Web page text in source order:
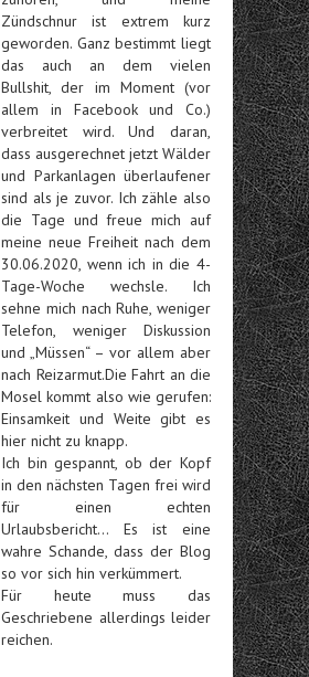
Zündschnur ist extrem kurz
geworden. Ganz bestimmt liegt
das auch an dem vielen
Bullshit, der im Moment (vor
allem in Facebook und Co.)
verbreitet wird. Und daran,
dass ausgerechnet jetzt Wälder
und Parkanlagen überlaufener
sind als je zuvor. Ich zähle also
die Tage und freue mich auf
meine neue Freiheit nach dem
30.06.2020, wenn ich in die 4-
Tage-Woche wechsle. Ich
sehne mich nach Ruhe, weniger
Telefon, weniger Diskussion
und „Müssen“ – vor allem aber
nach Reizarmut.Die Fahrt an die
Mosel kommt also wie gerufen:
Einsamkeit und Weite gibt es
hier nicht zu knapp.
Ich bin gespannt, ob der Kopf
in den nächsten Tagen frei wird
für einen echten
Urlaubsbericht… Es ist eine
wahre Schande, dass der Blog
so vor sich hin verkümmert.
Für heute muss das
Geschriebene allerdings leider
reichen.